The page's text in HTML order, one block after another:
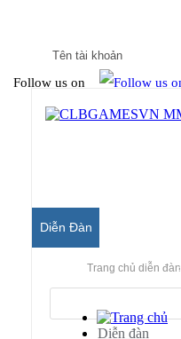
Follow us on
Diễn Đàn
Trang chủ diễn đàn
Diễn đàn